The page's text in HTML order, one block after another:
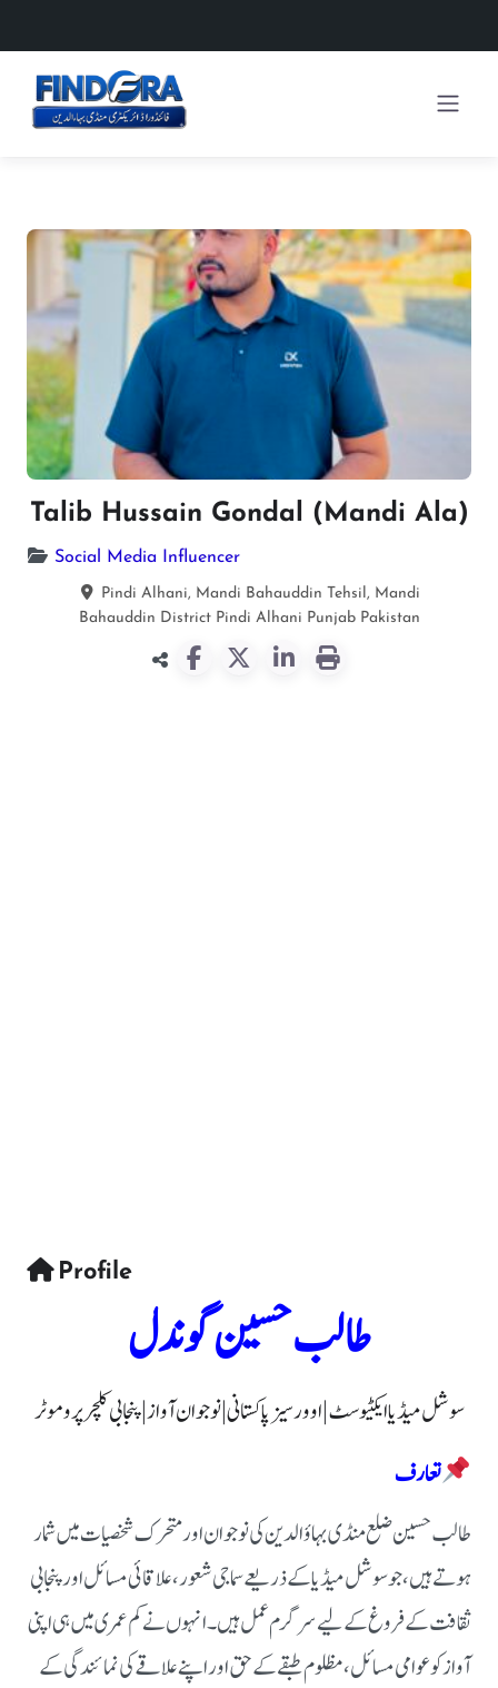
Talib Hussain Gondal (Mandi Ala)
Social Media Influencer
Pindi Alhani, Mandi Bahauddin Tehsil, Mandi
Bahauddin District Pindi Alhani Punjab Pakistan
Profile
طالب حسین گوندل
سوشل میڈیا ایکٹیوسٹ | اوورسیز پاکستانی | نوجوان آواز | پنجابی کلچر پروموٹر
تعارف
طالب حسین ضلع منڈی بہاؤالدین کی نوجوان اور متحرک شخصیات میں شمار
ہوتے ہیں، جو سوشل میڈیا کے ذریعے سماجی شعور، علاقائی مسائل اور پنجابی
ثقافت کے فروغ کے لیے سرگرم عمل ہیں۔ انہوں نے کم عمری میں ہی اپنی
آواز کو عوامی مسائل، مظلوم طبقے کے حق اور اپنے علاقے کی نمائندگی کے